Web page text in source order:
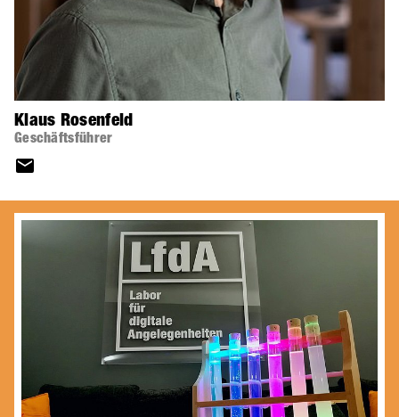
Klaus Rosenfeld
Geschäftsführer